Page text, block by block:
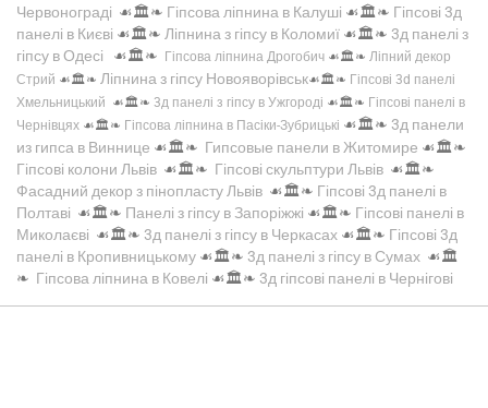
Червонограді ☙🏛️❧ Гіпсова ліпнина в Калуші ☙🏛️❧ Гіпсові 3д
панелі в Києві ☙🏛️❧ Ліпнина з гіпсу в Коломиї ☙🏛️❧ 3д панелі з
гіпсу в Одесі ☙🏛️❧ Гіпсова ліпнина Дрогобич ☙🏛️❧ Ліпний декор
Стрий ☙🏛️❧ Ліпнина з гіпсу Новояворівськ☙🏛️❧ Гіпсові 3d панелі
Хмельницький ☙🏛️❧ 3д панелі з гіпсу в Ужгороді ☙🏛️❧ Гіпсові панелі в
Чернівцях ☙🏛️❧ Гіпсова ліпнина в Пасіки-Зубрицькі ☙🏛️❧ 3д панели
из гипса в Виннице ☙🏛️❧ Гипсовые панели в Житомире ☙🏛️❧
Гіпсові колони Львів ☙🏛️❧ Гіпсові скульптури Львів ☙🏛️❧
Фасадний декор з пінопласту Львів ☙🏛️❧ Гіпсові 3д панелі в
Полтаві ☙🏛️❧ Панелі з гіпсу в Запоріжжі ☙🏛️❧ Гіпсові панелі в
Миколаєві ☙🏛️❧ 3д панелі з гіпсу в Черкасах ☙🏛️❧ Гіпсові 3д
панелі в Кропивницькому ☙🏛️❧ 3д панелі з гіпсу в Сумах ☙🏛️
❧ Гіпсова ліпнина в Ковелі ☙🏛️❧ 3д гіпсові панелі в Чернігові